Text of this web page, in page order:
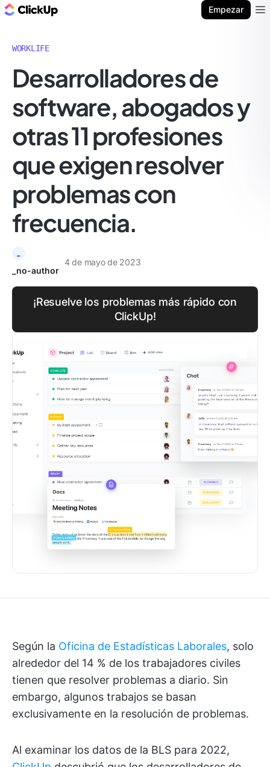
Empezar
WORKLIFE
Desarrolladores de
software, abogados y
otras 11 profesiones
que exigen resolver
problemas con
frecuencia.
_no-author
4 de mayo de 2023
¡Resuelve los problemas más rápido con
ClickUp!
Según la Oficina de Estadísticas Laborales, solo
alrededor del 14 % de los trabajadores civiles
tienen que resolver problemas a diario. Sin
embargo, algunos trabajos se basan
exclusivamente en la resolución de problemas.
Al examinar los datos de la BLS para 2022,